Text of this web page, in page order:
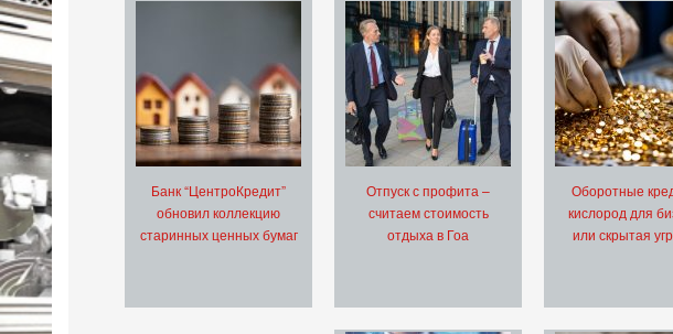
Банк “ЦентроКредит”
обновил коллекцию
старинных ценных бумаг
Отпуск с профита –
считаем стоимость
отдыха в Гоа
Оборотные
кислород для
или скрытая